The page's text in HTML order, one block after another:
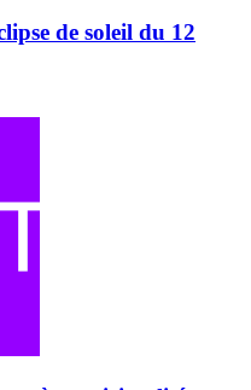
de soleil du 12